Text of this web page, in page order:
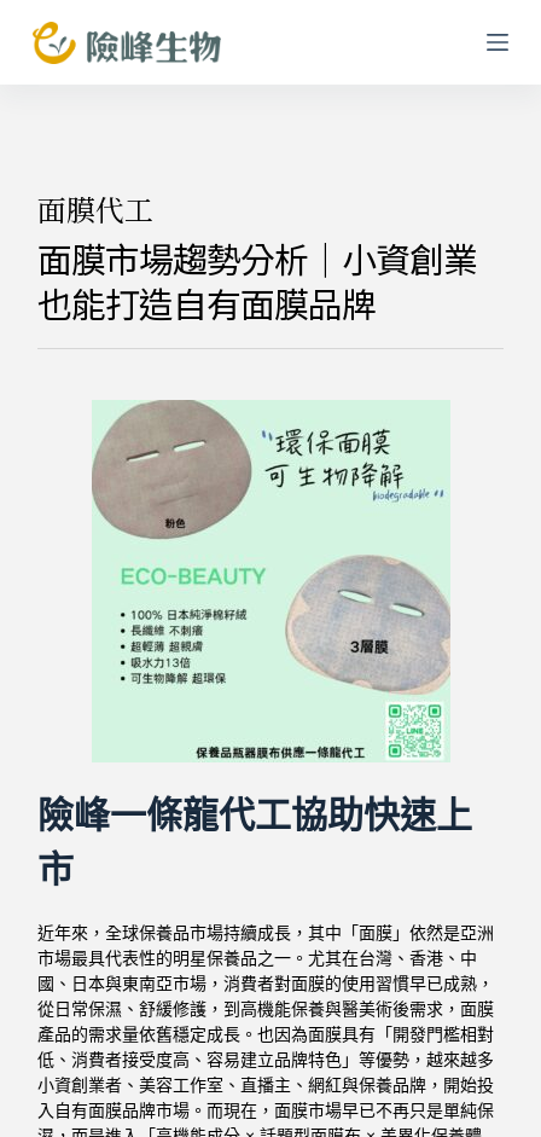
跳
至
面膜代工
面膜市場趨勢分析｜小資創業
也能打造自有面膜品牌
險峰一條龍代工協助快速上
市
近年來，全球保養品市場持續成長，其中「面膜」依然是亞洲
市場最具代表性的明星保養品之一。尤其在台灣、香港、中
國、日本與東南亞市場，消費者對面膜的使用習慣早已成熟，
從日常保濕、舒緩修護，到高機能保養與醫美術後需求，面膜
產品的需求量依舊穩定成長。也因為面膜具有「開發門檻相對
低、消費者接受度高、容易建立品牌特色」等優勢，越來越多
小資創業者、美容工作室、直播主、網紅與保養品牌，開始投
入自有面膜品牌市場。而現在，面膜市場早已不再只是單純保